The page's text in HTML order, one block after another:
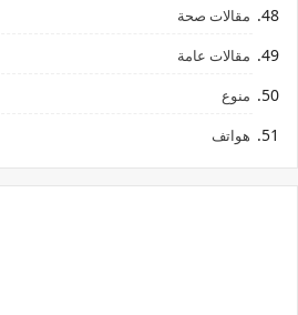
مقالات صحة
مقالات عامة
منوع
هواتف